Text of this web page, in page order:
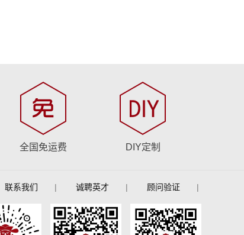
全国免运费 DIY定制
联系我们 | 诚聘英才 | 顾问验证 |